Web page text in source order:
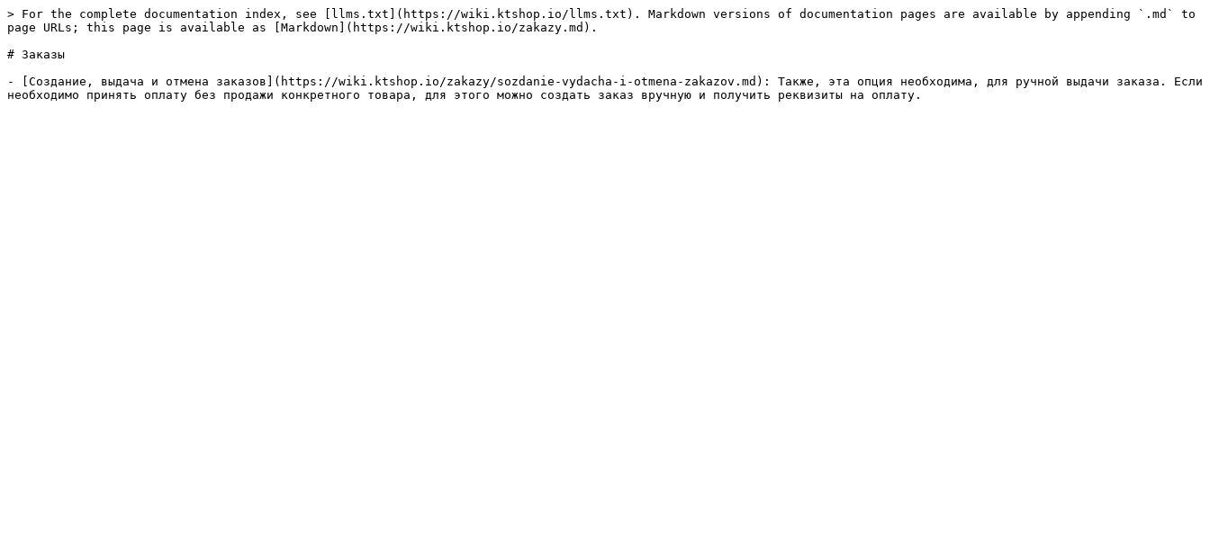
> For the complete documentation index, see [llms.txt](https://wiki.ktshop.io/llms.txt). Markdown versions of documentation pages are available by appending `.md` to
page URLs; this page is available as [Markdown](https://wiki.ktshop.io/zakazy.md).
# Заказы
- [Создание, выдача и отмена заказов](https://wiki.ktshop.io/zakazy/sozdanie-vydacha-i-otmena-zakazov.md): Также, эта опция необходима, для ручной выдачи заказа. Если